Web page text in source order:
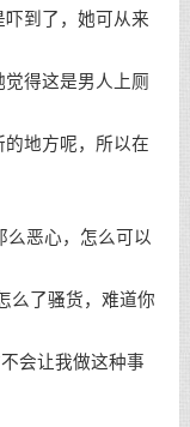
到了，她可从来
得这是男人上厕
地方呢，所以在
么恶心，怎么可以
么了骚货，难道你
会让我做这种事